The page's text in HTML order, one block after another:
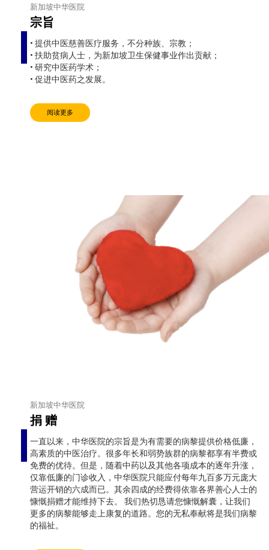
新加坡中华医院
宗旨
• 提供中医慈善医疗服务，不分种族、宗教；
• 扶助贫病人士，为新加坡卫生保健事业作出贡献；
• 研究中医药学术；
• 促进中医药之发展。
阅读更多
新加坡中华医院
捐 赠
一直以来，中华医院的宗旨是为有需要的病黎提供价格低廉，
高素质的中医治疗。很多年长和弱势族群的病黎都享有半费或
免费的优待。但是，随着中药以及其他各项成本的逐年升涨，
仅靠低廉的门诊收入，中华医院只能应付每年九百多万元庞大
营运开销的六成而已。其余四成的经费得依靠各界善心人士的
慷慨捐赠才能维持下去。 我们热切恳请您慷慨解囊，让我们
更多的病黎能够走上康复的道路。您的无私奉献将是我们病黎
的福祉。